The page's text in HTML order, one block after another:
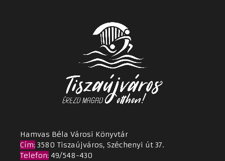
Hamvas Béla Városi Könyvtár
Cím: 3580 Tiszaújváros, Széchenyi út 37.
Telefon: 49/548-430